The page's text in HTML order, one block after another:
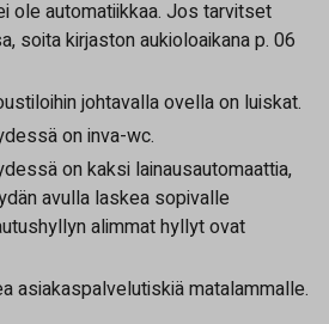
ole automatiikkaa. Jos tarvitset
soita kirjaston aukioloaikana p. 06
johtavalla ovella on luiskat.
on inva-wc.
on kaksi lainausautomaattia,
avulla laskea sopivalle
alimmat hyllyt ovat
asiakaspalvelutiskiä matalammalle.